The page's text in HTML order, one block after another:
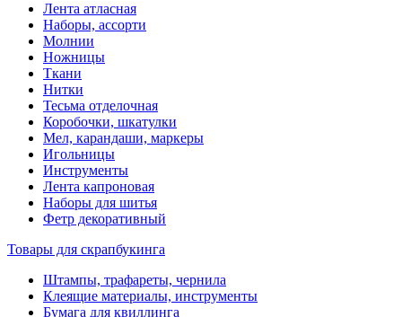
Лента атласная
Наборы, ассорти
Молнии
Ножницы
Ткани
Нитки
Тесьма отделочная
Коробочки, шкатулки
Мел, карандаши, маркеры
Игольницы
Инструменты
Лента капроновая
Наборы для шитья
Фетр декоративный
Товары для скрапбукинга
Штампы, трафареты, чернила
Клеящие материалы, инструменты
Бумага для квиллинга